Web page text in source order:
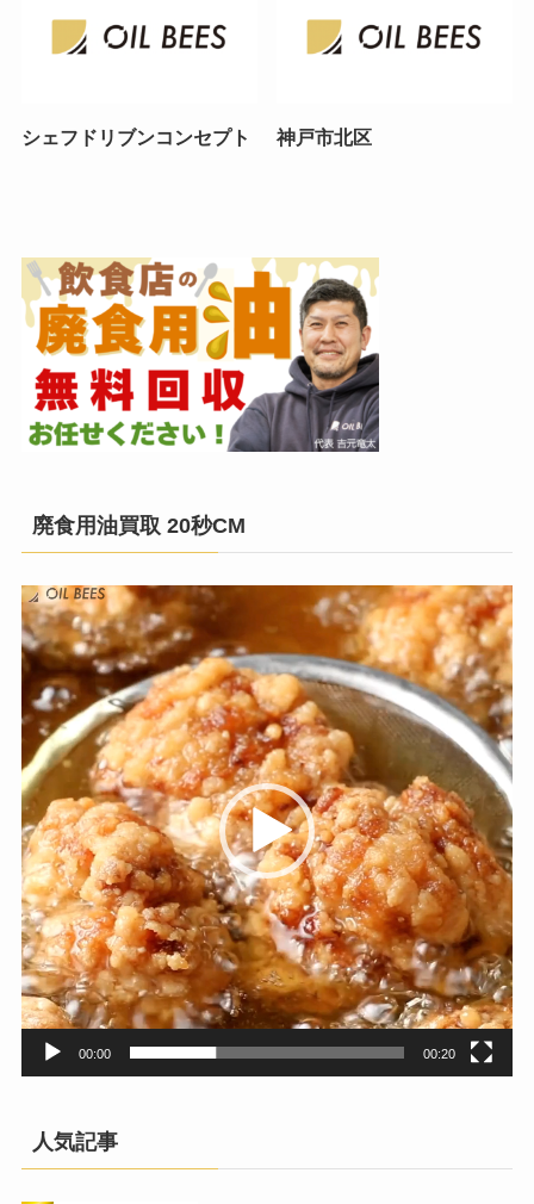
シェフドリブンコンセプト 神戸市北区
廃食用油買取 20秒CM
動
画
プ
レ
ー
ヤ
ー
00:00 00:20
人気記事